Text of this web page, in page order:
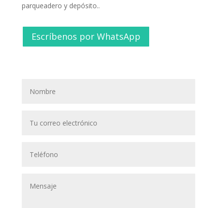
parqueadero y depósito..
Escríbenos por WhatsApp